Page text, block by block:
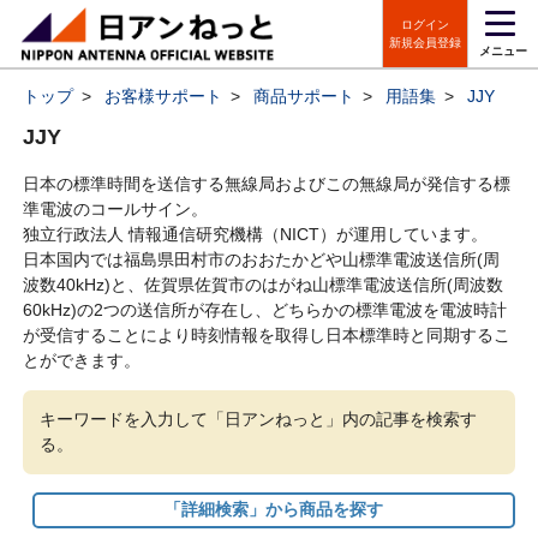
ログイン
新規会員登録
メニュー
トップ > お客様サポート > 商品サポート > 用語集 > JJY
JJY
日本の標準時間を送信する無線局およびこの無線局が発信する標
準電波のコールサイン。
独立行政法人 情報通信研究機構（NICT）が運用しています。
日本国内では福島県田村市のおおたかどや山標準電波送信所(周
波数40kHz)と、佐賀県佐賀市のはがね山標準電波送信所(周波数
60kHz)の2つの送信所が存在し、どちらかの標準電波を電波時計
が受信することにより時刻情報を取得し日本標準時と同期するこ
とができます。
キーワードを入力して「日アンねっと」内の記事を検索す
る。